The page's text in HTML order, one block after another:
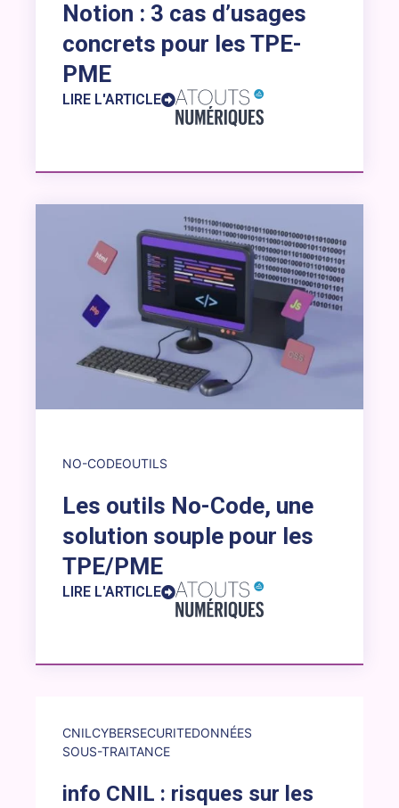
Notion : 3 cas d’usages
concrets pour les TPE-
PME
LIRE L'ARTICLE
Lien vers l’article : Les outils No-Code, une solution
NO-CODEOUTILS
Les outils No-Code, une
solution souple pour les
TPE/PME
LIRE L'ARTICLE
CNIL CYBERSECURITEDONNÉES
SOUS-TRAITANCE
info CNIL : risques sur les